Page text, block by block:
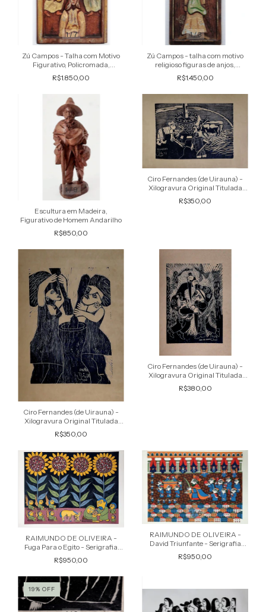
1/7
Zú Campos - Talha com Motivo
Figurativo, Policromada,
Assinada
R$1.850,00
1/3
Zú Campos - talha com motivo
religioso figuras de anjos,
policromada, assinada
R$1.450,00
1/9
Escultura em Madeira,
Figurativo de Homem Andarilho
R$850,00
Ciro Fernandes (de Uirauna) -
Xilogravura Original Titulada
"Moagem", Assinada na Chapa
R$350,00
Ciro Fernandes (de Uirauna) -
Xilogravura Original Titulada
"Pilão", Assinada na Chapa
R$350,00
Ciro Fernandes (de Uirauna) -
Xilogravura Original Titulada
"Fim de Forró", Assinada na
Chapa
R$380,00
1/6
RAIMUNDO DE OLIVEIRA -
Fuga Para o Egito - Serigrafia
Original, Assinada na Chapa
R$950,00
1/6
RAIMUNDO DE OLIVEIRA -
David Triunfante - Serigrafia
Original, Assinada na Chapa
R$950,00
19% OFF